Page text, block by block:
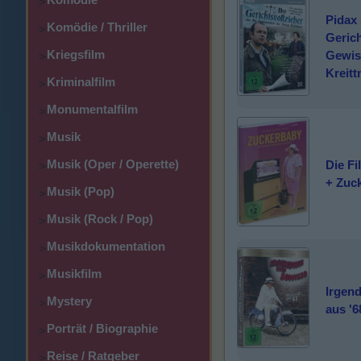
>Komödie / Thriller
>Kriegsfilm
>Kriminalfilm
>Monumentalfilm
>Musik
>Musik (Oper / Operette)
>Musik (Pop)
>Musik (Rock / Pop)
>Musikdokumentation
>Musikfilm
>Mystery
>Porträt / Biographie
>Reise / Ratgeber
Pidax
Die
+
aus